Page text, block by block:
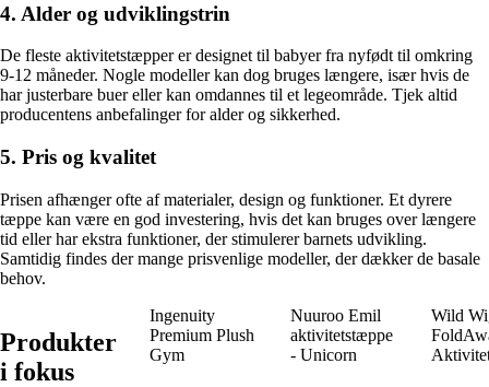
4. Alder og udviklingstrin
De fleste aktivitetstæpper er designet til babyer fra nyfødt til omkring
9-12 måneder. Nogle modeller kan dog bruges længere, især hvis de
har justerbare buer eller kan omdannes til et legeområde. Tjek altid
producentens anbefalinger for alder og sikkerhed.
5. Pris og kvalitet
Prisen afhænger ofte af materialer, design og funktioner. Et dyrere
tæppe kan være en god investering, hvis det kan bruges over længere
tid eller har ekstra funktioner, der stimulerer barnets udvikling.
Samtidig findes der mange prisvenlige modeller, der dækker de basale
behov.
Produkter
i fokus
Ingenuity
Premium Plush
Gym
Nuuroo Emil
aktivitetstæppe
- Unicorn
Wild